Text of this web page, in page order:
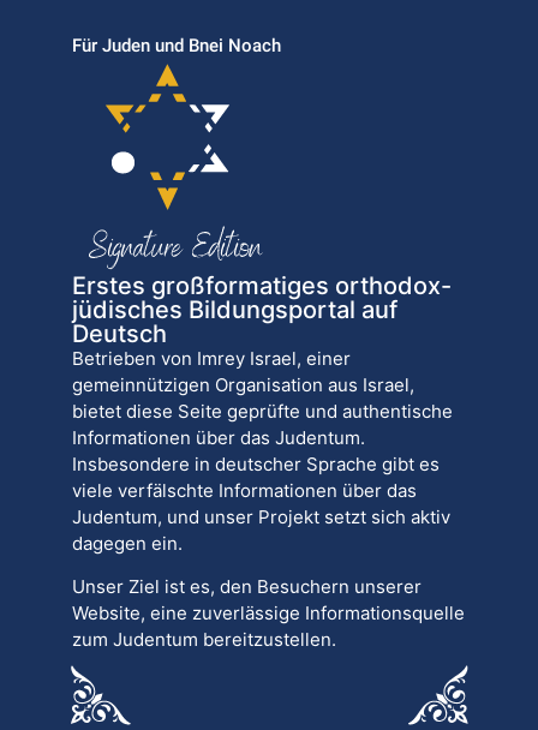
Für Juden und Bnei Noach
Erstes großformatiges orthodox-
jüdisches Bildungsportal auf
Deutsch
Betrieben von Imrey Israel, einer
gemeinnützigen Organisation aus Israel,
bietet diese Seite geprüfte und authentische
Informationen über das Judentum.
Insbesondere in deutscher Sprache gibt es
viele verfälschte Informationen über das
Judentum, und unser Projekt setzt sich aktiv
dagegen ein.
Unser Ziel ist es, den Besuchern unserer
Website, eine zuverlässige Informationsquelle
zum Judentum bereitzustellen.